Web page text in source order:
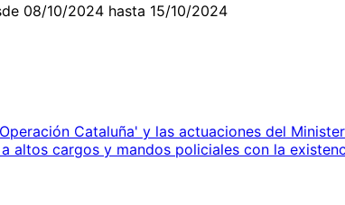
08/10/2024 hasta 15/10/2024
Cataluña' y las actuaciones del
altos cargos y mandos policiales con la